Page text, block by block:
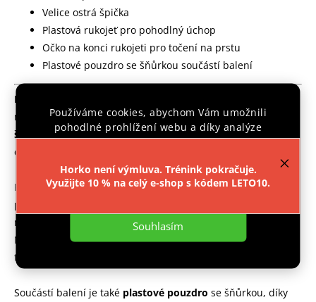
Používáme cookies, abychom Vám umožnili
pohodlné prohlížení webu a díky analýze
provozu webu neustále zlepšovali jeho funkce,
Nastavení
Souhlasím
Horko není výmluva. Trénink pokračuje.
Využijte 10 % na celý e-shop s kódem LETO10.
Velice ostrá špička
Plastová rukojeť pro pohodlný úchop
Očko na konci rukojeti pro točení na prstu
Plastové pouzdro se šňůrkou součástí balení
Karambit "CLAW OF T-REX" červený (CS:GO edice)
nůž je vybavenostrou čepelío délce 10,5 cm s velice
špičkou
. Čepel je vyrobena znerezové oceli 2cr13, která
dodává noži příjemnou váhu (100 g)
Rukojeť nože je vyrobena zpevného plastu, který poskytuje
pohodlný úchop
manipulaci.
Na konci rukojeti najdetepraktické očko, které umožňuje
točení nože na prstu a pevnější úchop.
Součástí balení je také plastové pouzdro se šňůrkou, díky